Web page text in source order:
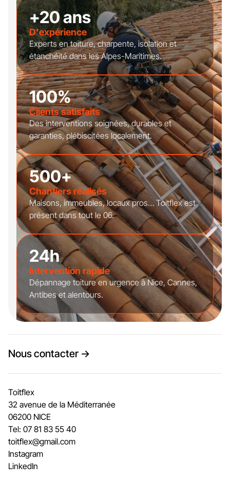
+20 ans
D'expérience
Experts en toiture, charpente, isolation et
étanchéité dans les Alpes-Maritimes.
100%
Clients satisfaits
Des interventions soignées, durables et
garanties, plébiscitées localement.
500+
Chantiers réalisés
Maisons, immeubles, locaux pros… Toitflex est
présent dans tout le 06.
24h
Intervention rapide
Dépannage toiture en urgence à Nice, Cannes,
Antibes et alentours.
Nous contacter →
Toitflex
32 avenue de la Méditerranée
06200 NICE
Tel: 07 81 83 55 40
toitflex@gmail.com
Instagram
LinkedIn